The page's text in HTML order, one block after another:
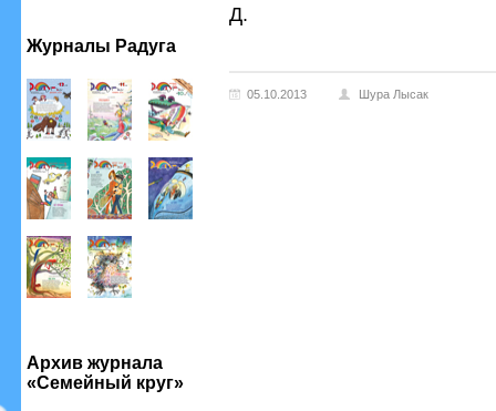
Журналы Радуга
Архив журнала
«Семейный круг»
Д.
05.10.2013 Шура Лысак